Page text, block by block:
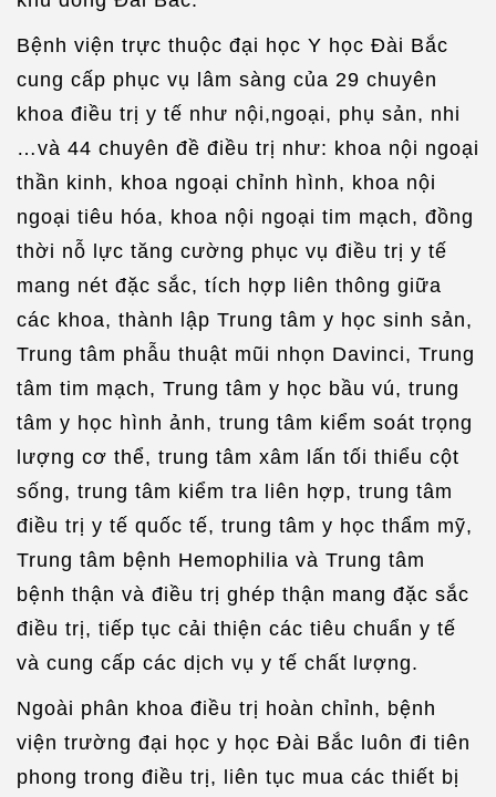
Bệnh viện trực thuộc đại học Y học Đài Bắc
cung cấp phục vụ lâm sàng của 29 chuyên
khoa điều trị y tế như nội,ngoại, phụ sản, nhi
…và 44 chuyên đề điều trị như: khoa nội ngoại
thần kinh, khoa ngoại chỉnh hình, khoa nội
ngoại tiêu hóa, khoa nội ngoại tim mạch, đồng
thời nỗ lực tăng cường phục vụ điều trị y tế
mang nét đặc sắc, tích hợp liên thông giữa
các khoa, thành lập Trung tâm y học sinh sản,
Trung tâm phẫu thuật mũi nhọn Davinci, Trung
tâm tim mạch, Trung tâm y học bầu vú, trung
tâm y học hình ảnh, trung tâm kiểm soát trọng
lượng cơ thể, trung tâm xâm lấn tối thiểu cột
sống, trung tâm kiểm tra liên hợp, trung tâm
điều trị y tế quốc tế, trung tâm y học thẩm mỹ,
Trung tâm bệnh Hemophilia và Trung tâm
bệnh thận và điều trị ghép thận mang đặc sắc
điều trị, tiếp tục cải thiện các tiêu chuẩn y tế
và cung cấp các dịch vụ y tế chất lượng.
Ngoài phân khoa điều trị hoàn chỉnh, bệnh
viện trường đại học y học Đài Bắc luôn đi tiên
phong trong điều trị, liên tục mua các thiết bị